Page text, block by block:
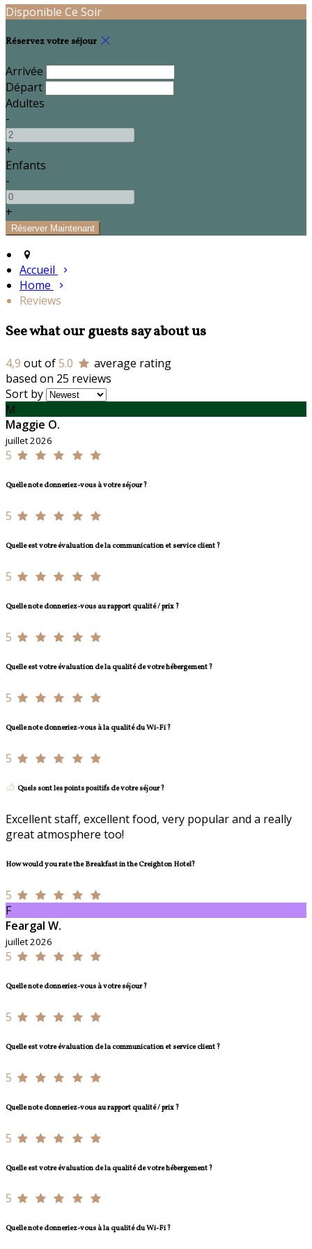
Disponible Ce Soir
Réservez votre séjour
Arrivée
Départ
Adultes
-
+
Enfants
-
+
Accueil
Home
Reviews
See what our guests say about us
4,9 out of5.0
average rating
based on 25 reviews
Sort by
M
Maggie O.
juillet 2026
5
Quelle note donneriez-vous à votre séjour ?
5
Quelle est votre évaluation de la communication et service client ?
5
Quelle note donneriez-vous au rapport qualité / prix ?
5
Quelle est votre évaluation de la qualité de votre hébergement ?
5
Quelle note donneriez-vous à la qualité du Wi-Fi ?
5
Quels sont les points positifs de votre séjour ?
Excellent staff, excellent food, very popular and a really
great atmosphere too!
How would you rate the Breakfast in the Creighton Hotel?
5
F
Feargal W.
juillet 2026
5
Quelle note donneriez-vous à votre séjour ?
5
Quelle est votre évaluation de la communication et service client ?
5
Quelle note donneriez-vous au rapport qualité / prix ?
5
Quelle est votre évaluation de la qualité de votre hébergement ?
5
Quelle note donneriez-vous à la qualité du Wi-Fi ?